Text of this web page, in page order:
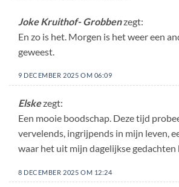
Joke Kruithof- Grobbenzegt:
En zo is het. Morgen is het weer een
geweest.
9 DECEMBER 2025 OM 06:09
Elskezegt:
Een mooie boodschap. Deze tijd
vervelends, ingrijpends in mijn leven,
waar het uit mijn dagelijkse
8 DECEMBER 2025 OM 12:24